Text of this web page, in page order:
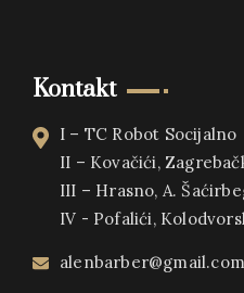
Kontakt
I – TC Robot Socijalno
II – Kovačići,
III – Hrasno, A.
IV - Pofalići,
alenbarber@gmail.com